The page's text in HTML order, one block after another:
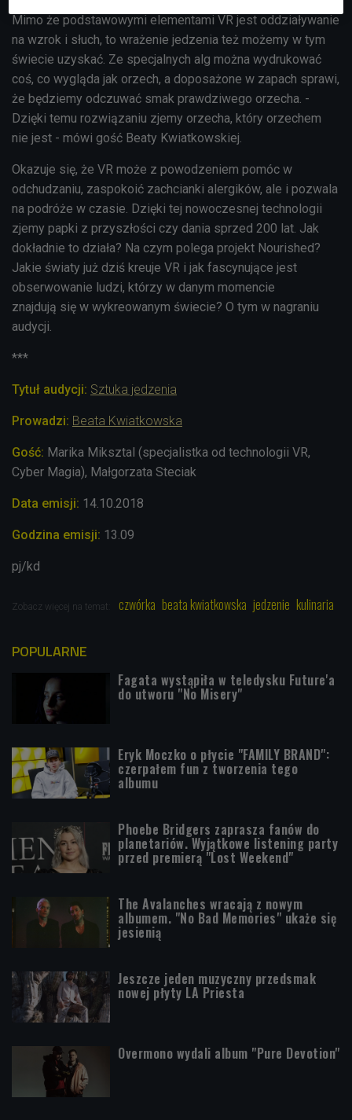
Mimo że podstawowymi elementami VR jest oddziaływanie
na wzrok i słuch, to wrażenie jedzenia też możemy w tym
świecie uzyskać. Ze specjalnych alg można wydrukować
coś, co wygląda jak orzech, a doposażone w zapach sprawi,
że będziemy odczuwać smak prawdziwego orzecha. -
Dzięki temu rozwiązaniu zjemy orzecha, który orzechem
nie jest - mówi gość Beaty Kwiatkowskiej.
Okazuje się, że VR może z powodzeniem pomóc w
odchudzaniu, zaspokoić zachcianki alergików, ale i pozwala
na podróże w czasie. Dzięki tej nowoczesnej technologii
zjemy papki z przyszłości czy dania sprzed 200 lat. Jak
dokładnie to działa? Na czym polega projekt Nourished?
Jakie światy już dziś kreuje VR i jak fascynujące jest
obserwowanie ludzi, którzy w danym momencie
znajdują się w wykreowanym świecie? O tym w nagraniu
audycji.
***
Tytuł audycji: Sztuka jedzenia
Prowadzi: Beata Kwiatkowska
Gość: Marika Miksztal (specjalistka od technologii VR,
Cyber Magia), Małgorzata Steciak
Data emisji: 14.10.2018
Godzina emisji: 13.09
pj/kd
Zobacz więcej na temat: czwórka beata kwiatkowska jedzenie kulinaria
POPULARNE
Fagata wystąpiła w teledysku Future'a
do utworu "No Misery"
Eryk Moczko o płycie "FAMILY BRAND":
czerpałem fun z tworzenia tego
albumu
Phoebe Bridgers zaprasza fanów do
planetariów. Wyjątkowe listening party
przed premierą "Lost Weekend"
The Avalanches wracają z nowym
albumem. "No Bad Memories" ukaże się
jesienią
Jeszcze jeden muzyczny przedsmak
nowej płyty LA Priesta
Overmono wydali album "Pure Devotion"